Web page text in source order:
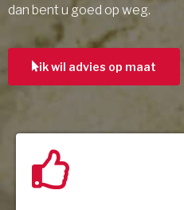
dan bent u goed op weg.
ik wil advies op maat